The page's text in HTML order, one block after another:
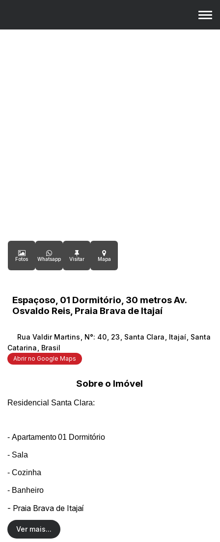
Fotos Whatsapp Mapa
Espaçoso, 01 Dormitório, 30 metros Av.
Osvaldo Reis, Praia Brava de Itajaí
Rua Valdir Martins N°: 40 23 Santa Clara Itajaí Santa
Catarina
Brasil
Abrir no Google Maps
Sobre o Imóvel
Residencial Santa Clara:
- Apartamento01 Dormitório
- Sala
- Cozinha
- Banheiro
- Praia Brava de Itajaí
- Sem garagem
Ver mais...